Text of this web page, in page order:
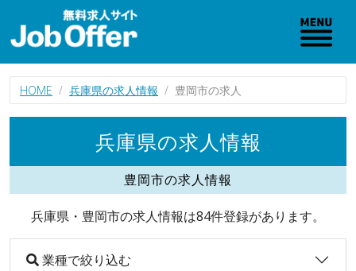
HOME 兵庫県の求人情報 豊岡市の求人
兵庫県の求人情報
豊岡市の求人情報
兵庫県・豊岡市の求人情報は84件登録があります。
業種で絞り込む